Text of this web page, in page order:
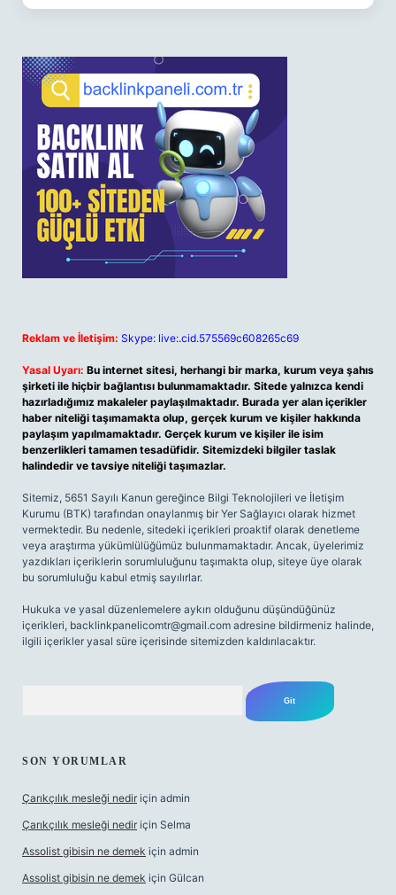
Reklam ve İletişim: Skype: live:.cid.575569c608265c69
Yasal Uyarı: Bu internet sitesi, herhangi bir marka, kurum veya şahıs
şirketi ile hiçbir bağlantısı bulunmamaktadır. Sitede yalnızca kendi
hazırladığımız makaleler paylaşılmaktadır. Burada yer alan içerikler
haber niteliği taşımamakta olup, gerçek kurum ve kişiler hakkında
paylaşım yapılmamaktadır. Gerçek kurum ve kişiler ile isim
benzerlikleri tamamen tesadüfidir. Sitemizdeki bilgiler taslak
halindedir ve tavsiye niteliği taşımazlar.
Sitemiz, 5651 Sayılı Kanun gereğince Bilgi Teknolojileri ve İletişim
Kurumu (BTK) tarafından onaylanmış bir Yer Sağlayıcı olarak hizmet
vermektedir. Bu nedenle, sitedeki içerikleri proaktif olarak denetleme
veya araştırma yükümlülüğümüz bulunmamaktadır. Ancak, üyelerimiz
yazdıkları içeriklerin sorumluluğunu taşımakta olup, siteye üye olarak
bu sorumluluğu kabul etmiş sayılırlar.
Hukuka ve yasal düzenlemelere aykırı olduğunu düşündüğünüz
içerikleri, backlinkpanelicomtr@gmail.com adresine bildirmeniz halinde,
ilgili içerikler yasal süre içerisinde sitemizden kaldırılacaktır.
SON YORUMLAR
Çarıkçılık mesleği nedir için admin
Çarıkçılık mesleği nedir için Selma
Assolist gibisin ne demek için admin
Assolist gibisin ne demek için Gülcan